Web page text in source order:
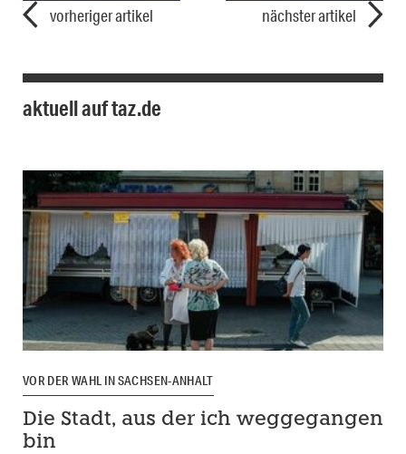
vorheriger artikel nächster artikel
aktuell auf taz.de
VOR DER WAHL IN SACHSEN-ANHALT
Die Stadt, aus der ich weggegangen
bin